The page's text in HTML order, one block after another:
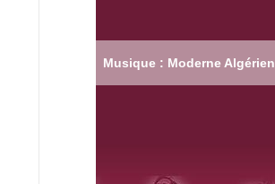
Musique : Moderne Algérien